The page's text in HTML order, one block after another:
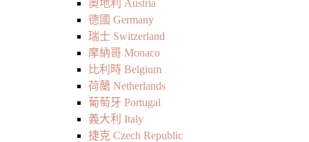
奧地利 Austria
德國 Germany
瑞士 Switzerland
摩納哥 Monaco
比利時 Belgium
荷蘭 Netherlands
葡萄牙 Portugal
義大利 Italy
捷克 Czech Republic